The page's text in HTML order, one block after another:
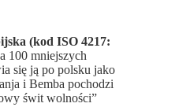
(kod ISO 4217:
100 mniejszych
się ją po polsku jako
i Bemba pochodzi
świt wolności”